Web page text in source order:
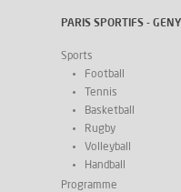
PARIS SPORTIFS -
Sports
Football
Tennis
Basketball
Rugby
Volleyball
Handball
Programme